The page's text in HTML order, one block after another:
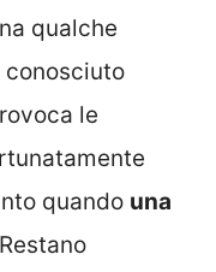
qualche
conosciuto
le
quando una